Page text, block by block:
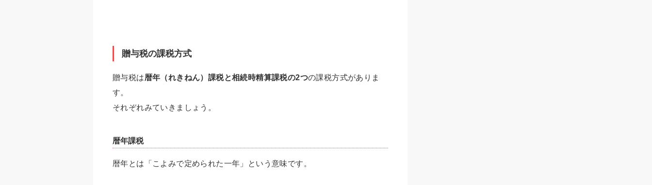
贈与税の課税方式
贈与税は暦年（れきねん）課税と相続時精算課税の2つの課税方式がありま
す。
それぞれみていきましょう。
暦年課税
暦年とは「こよみで定められた一年」という意味です。